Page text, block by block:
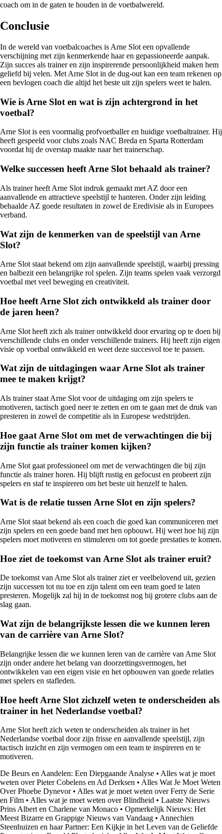
coach om in de gaten te houden in de voetbalwereld.
Conclusie
In de wereld van voetbalcoaches is Arne Slot een opvallende
verschijning met zijn kenmerkende haar en gepassioneerde aanpak.
Zijn succes als trainer en zijn inspirerende persoonlijkheid maken hem
geliefd bij velen. Met Arne Slot in de dug-out kan een team rekenen op
een bevlogen coach die altijd het beste uit zijn spelers weet te halen.
Wie is Arne Slot en wat is zijn achtergrond in het
voetbal?
Arne Slot is een voormalig profvoetballer en huidige voetbaltrainer. Hij
heeft gespeeld voor clubs zoals NAC Breda en Sparta Rotterdam
voordat hij de overstap maakte naar het trainerschap.
Welke successen heeft Arne Slot behaald als trainer?
Als trainer heeft Arne Slot indruk gemaakt met AZ door een
aanvallende en attractieve speelstijl te hanteren. Onder zijn leiding
behaalde AZ goede resultaten in zowel de Eredivisie als in Europees
verband.
Wat zijn de kenmerken van de speelstijl van Arne
Slot?
Arne Slot staat bekend om zijn aanvallende speelstijl, waarbij pressing
en balbezit een belangrijke rol spelen. Zijn teams spelen vaak verzorgd
voetbal met veel beweging en creativiteit.
Hoe heeft Arne Slot zich ontwikkeld als trainer door
de jaren heen?
Arne Slot heeft zich als trainer ontwikkeld door ervaring op te doen bij
verschillende clubs en onder verschillende trainers. Hij heeft zijn eigen
visie op voetbal ontwikkeld en weet deze succesvol toe te passen.
Wat zijn de uitdagingen waar Arne Slot als trainer
mee te maken krijgt?
Als trainer staat Arne Slot voor de uitdaging om zijn spelers te
motiveren, tactisch goed neer te zetten en om te gaan met de druk van
presteren in zowel de competitie als in Europese wedstrijden.
Hoe gaat Arne Slot om met de verwachtingen die bij
zijn functie als trainer komen kijken?
Arne Slot gaat professioneel om met de verwachtingen die bij zijn
functie als trainer horen. Hij blijft rustig en gefocust en probeert zijn
spelers en staf te inspireren om het beste uit henzelf te halen.
Wat is de relatie tussen Arne Slot en zijn spelers?
Arne Slot staat bekend als een coach die goed kan communiceren met
zijn spelers en een goede band met hen opbouwt. Hij weet hoe hij zijn
spelers moet motiveren en stimuleren om tot goede prestaties te komen.
Hoe ziet de toekomst van Arne Slot als trainer eruit?
De toekomst van Arne Slot als trainer ziet er veelbelovend uit, gezien
zijn successen tot nu toe en zijn talent om een team goed te laten
presteren. Mogelijk zal hij in de toekomst nog bij grotere clubs aan de
slag gaan.
Wat zijn de belangrijkste lessen die we kunnen leren
van de carrière van Arne Slot?
Belangrijke lessen die we kunnen leren van de carrière van Arne Slot
zijn onder andere het belang van doorzettingsvermogen, het
ontwikkelen van een eigen visie en het opbouwen van goede relaties
met spelers en stafleden.
Hoe heeft Arne Slot zichzelf weten te onderscheiden als
trainer in het Nederlandse voetbal?
Arne Slot heeft zich weten te onderscheiden als trainer in het
Nederlandse voetbal door zijn frisse en aanvallende speelstijl, zijn
tactisch inzicht en zijn vermogen om een team te inspireren en te
motiveren.
De Beurs en Aandelen: Een Diepgaande Analyse • Alles wat je moet
weten over Pieter Cobelens en Ad Derksen • Alles Wat Je Moet Weten
Over Phoebe Dynevor• Alles wat je moet weten over Ferry de Serie
en Film • Alles wat je moet weten over Blindheid • Laatste Nieuws
Prins Albert en Charlene van Monaco • Opmerkelijk Nieuws: Het
Meest Bizarre en Grappige Nieuws van Vandaag • Annechien
Steenhuizen en haar Partner: Een Kijkje in het Leven van de Geliefde